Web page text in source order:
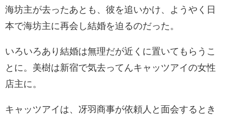
海坊主が去ったあとも、彼を追いかけ、ようやく日
本で海坊主に再会し結婚を迫るのだった。
いろいろあり結婚は無理だが近くに置いてもらうこ
とに。美樹は新宿で気去ってんキャッツアイの女性
店主に。
キャッツアイは、冴羽商事が依頼人と面会するとき